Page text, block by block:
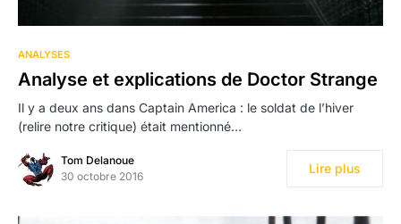
ANALYSES
Analyse et explications de Doctor Strange
Il y a deux ans dans Captain America : le soldat de l’hiver
(relire notre critique) était mentionné…
Tom Delanoue
30 octobre 2016
Lire plus